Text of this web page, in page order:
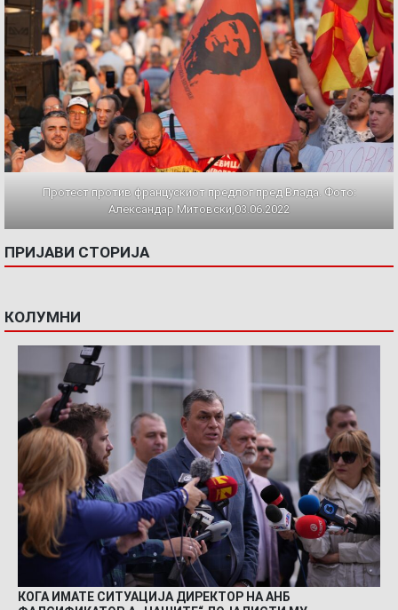
Протест против францускиот предлог пред Влада. Фото:
Александар Митовски,03.06.2022
ПРИЈАВИ СТОРИЈА
КОЛУМНИ
КОГА ИМАТЕ СИТУАЦИЈА ДИРЕКТОР НА АНБ